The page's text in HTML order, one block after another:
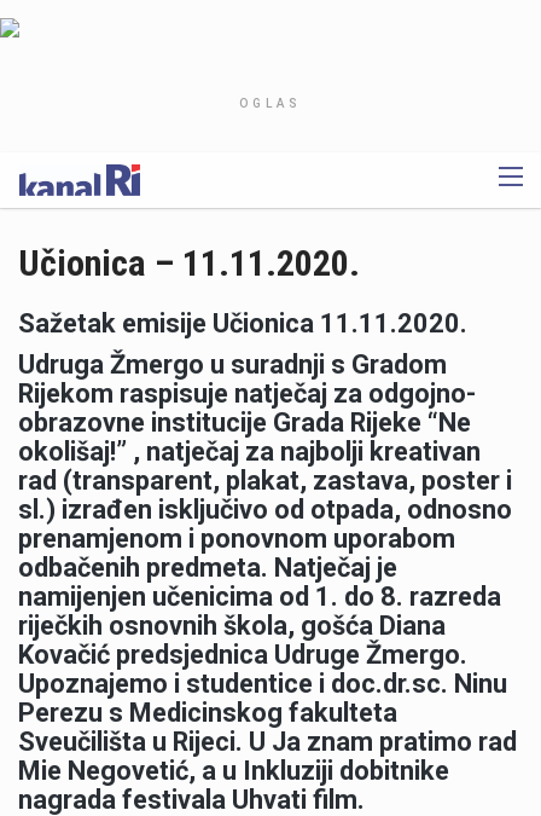
OGLAS
Učionica – 11.11.2020.
Sažetak emisije Učionica 11.11.2020.
Udruga Žmergo u suradnji s Gradom
Rijekom raspisuje natječaj za odgojno-
obrazovne institucije Grada Rijeke “Ne
okolišaj!” , natječaj za najbolji kreativan
rad (transparent, plakat, zastava, poster i
sl.) izrađen isključivo od otpada, odnosno
prenamjenom i ponovnom uporabom
odbačenih predmeta. Natječaj je
namijenjen učenicima od 1. do 8. razreda
riječkih osnovnih škola, gošća Diana
Kovačić predsjednica Udruge Žmergo.
Upoznajemo i studentice i doc.dr.sc. Ninu
Perezu s Medicinskog fakulteta
Sveučilišta u Rijeci. U Ja znam pratimo rad
Mie Negovetić, a u Inkluziji dobitnike
nagrada festivala Uhvati film.